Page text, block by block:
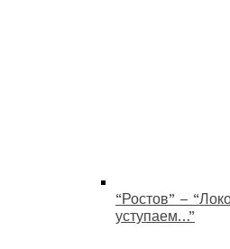
“Ростов” –
уступаем…”